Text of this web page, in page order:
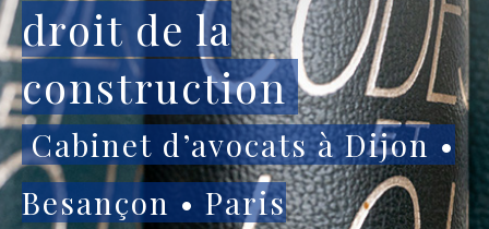
droit de la
construction
Cabinet d’avocats à Dijon •
Besançon • Paris